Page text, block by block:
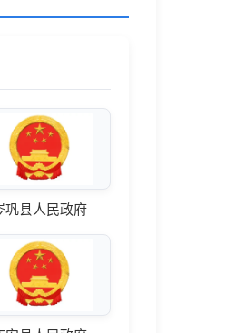
巩县人民政府